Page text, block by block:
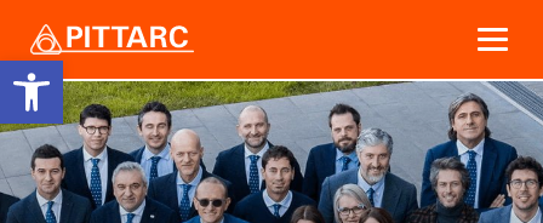
Open toolbar
Vai
al
contenuto